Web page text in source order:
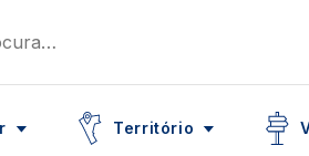
Território
Icon Icon